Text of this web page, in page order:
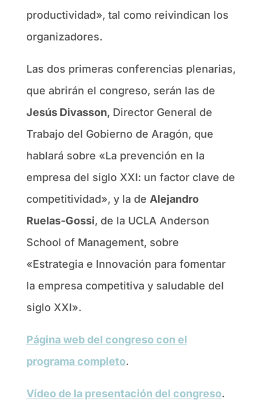
productividad», tal como reivindican los
organizadores.
Las dos primeras conferencias plenarias,
que abrirán el congreso, serán las de
Jesús Divasson, Director General de
Trabajo del Gobierno de Aragón, que
hablará sobre «La prevención en la
empresa del siglo XXI: un factor clave de
competitividad», y la de Alejandro
Ruelas-Gossi, de la UCLA Anderson
School of Management, sobre
«Estrategia e Innovación para fomentar
la empresa competitiva y saludable del
siglo XXI».
Página web del congreso con el
programa completo.
Vídeo de la presentación del congreso.